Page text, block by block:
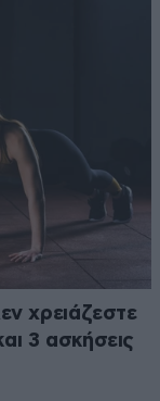
χρειάζεστε
3 ασκήσεις